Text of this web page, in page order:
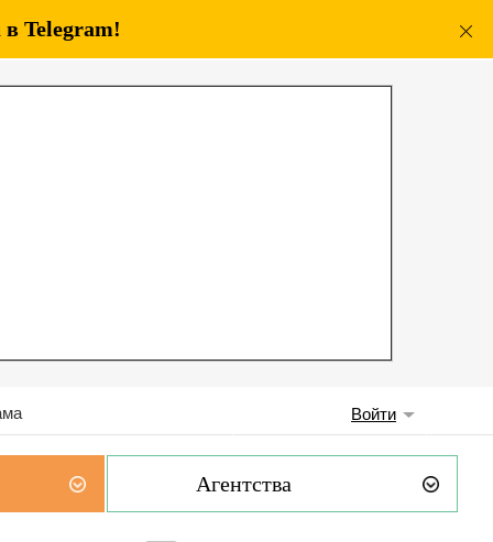
Telegram!
Войти
Агентства